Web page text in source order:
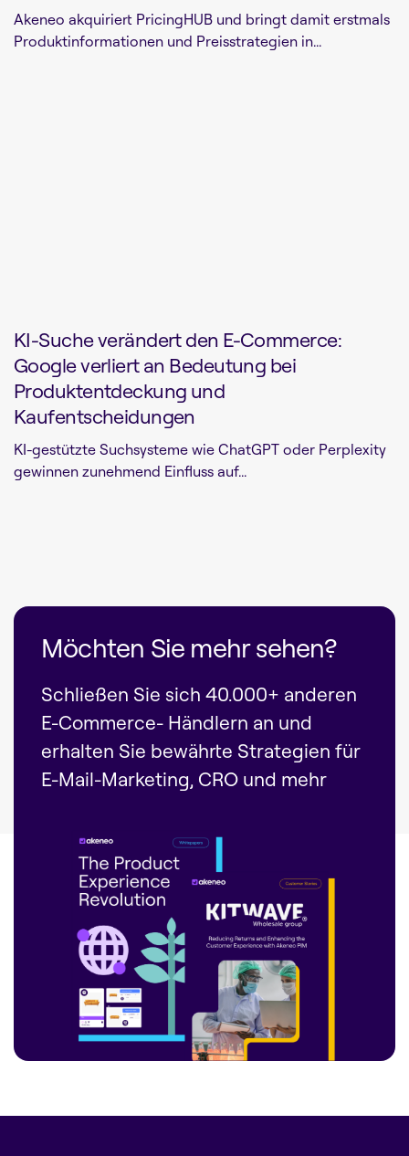
Akeneo akquiriert PricingHUB und bringt damit erstmals
Produktinformationen und Preisstrategien in...
KI-Suche verändert den E-Commerce:
Google verliert an Bedeutung bei
Produktentdeckung und
Kaufentscheidungen
KI-gestützte Suchsysteme wie ChatGPT oder Perplexity
gewinnen zunehmend Einfluss auf...
Möchten Sie mehr sehen?
Schließen Sie sich 40.000+ anderen
E-Commerce- Händlern an und
erhalten Sie bewährte Strategien für
E-Mail-Marketing, CRO und mehr